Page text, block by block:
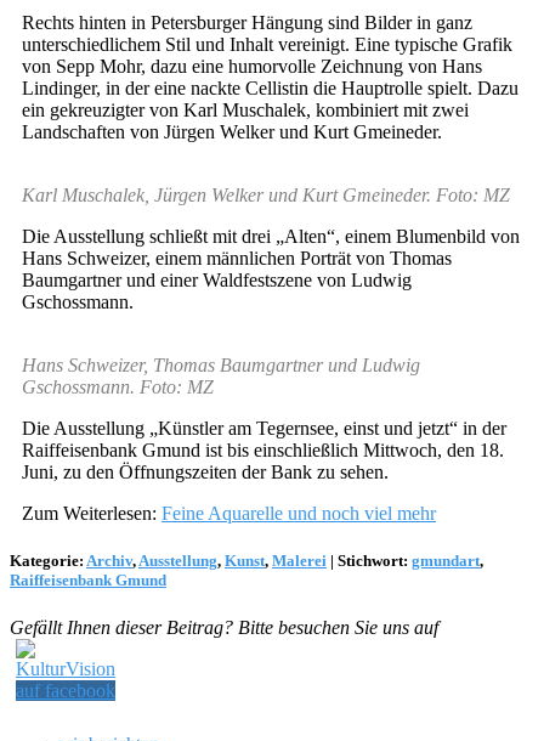
Rechts hinten in Petersburger Hängung sind Bilder in ganz
unterschiedlichem Stil und Inhalt vereinigt. Eine typische Grafik
von Sepp Mohr, dazu eine humorvolle Zeichnung von Hans
Lindinger, in der eine nackte Cellistin die Hauptrolle spielt. Dazu
ein gekreuzigter von Karl Muschalek, kombiniert mit zwei
Landschaften von Jürgen Welker und Kurt Gmeineder.
Karl Muschalek, Jürgen Welker und Kurt Gmeineder. Foto: MZ
Die Ausstellung schließt mit drei „Alten“, einem Blumenbild von
Hans Schweizer, einem männlichen Porträt von Thomas
Baumgartner und einer Waldfestszene von Ludwig
Gschossmann.
Hans Schweizer, Thomas Baumgartner und Ludwig
Gschossmann. Foto: MZ
Die Ausstellung „Künstler am Tegernsee, einst und jetzt“ in der
Raiffeisenbank Gmund ist bis einschließlich Mittwoch, den 18.
Juni, zu den Öffnungszeiten der Bank zu sehen.
Zum Weiterlesen: Feine Aquarelle und noch viel mehr
Kategorie: Archiv,Ausstellung, Kunst, Malerei | Stichwort: gmundart,
Raiffeisenbank Gmund
Gefällt Ihnen dieser Beitrag? Bitte besuchen Sie uns auf